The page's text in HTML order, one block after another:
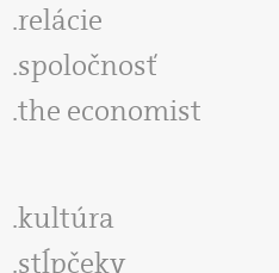
relácie
spoločnosť
the economist
kultúra
stĺpčeky